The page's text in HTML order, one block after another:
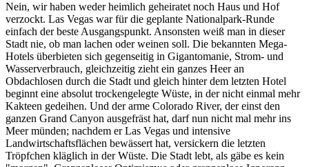
Nein, wir haben weder heimlich geheiratet noch Haus und Hof
verzockt. Las Vegas war für die geplante Nationalpark-Runde
einfach der beste Ausgangspunkt. Ansonsten weiß man in dieser
Stadt nie, ob man lachen oder weinen soll. Die bekannten Mega-
Hotels überbieten sich gegenseitig in Gigantomanie, Strom- und
Wasserverbrauch, gleichzeitig zieht ein ganzes Heer an
Obdachlosen durch die Stadt und gleich hinter dem letzten Hotel
beginnt eine absolut trockengelegte Wüste, in der nicht einmal mehr
Kakteen gedeihen. Und der arme Colorado River, der einst den
ganzen Grand Canyon ausgefräst hat, darf nun nicht mal mehr ins
Meer münden; nachdem er Las Vegas und intensive
Landwirtschaftsflächen bewässert hat, versickern die letzten
Tröpfchen kläglich in der Wüste. Die Stadt lebt, als gäbe es kein